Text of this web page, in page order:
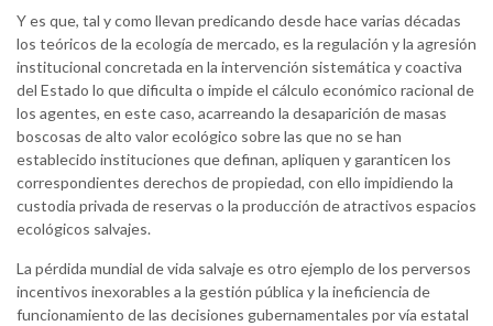
Y es que, tal y como llevan predicando desde hace varias décadas
los teóricos de la ecología de mercado, es la regulación y la agresión
institucional concretada en la intervención sistemática y coactiva
del Estado lo que dificulta o impide el cálculo económico racional de
los agentes, en este caso, acarreando la desaparición de masas
boscosas de alto valor ecológico sobre las que no se han
establecido instituciones que definan, apliquen y garanticen los
correspondientes derechos de propiedad, con ello impidiendo la
custodia privada de reservas o la producción de atractivos espacios
ecológicos salvajes.
La pérdida mundial de vida salvaje es otro ejemplo de los perversos
incentivos inexorables a la gestión pública y la ineficiencia de
funcionamiento de las decisiones gubernamentales por vía estatal